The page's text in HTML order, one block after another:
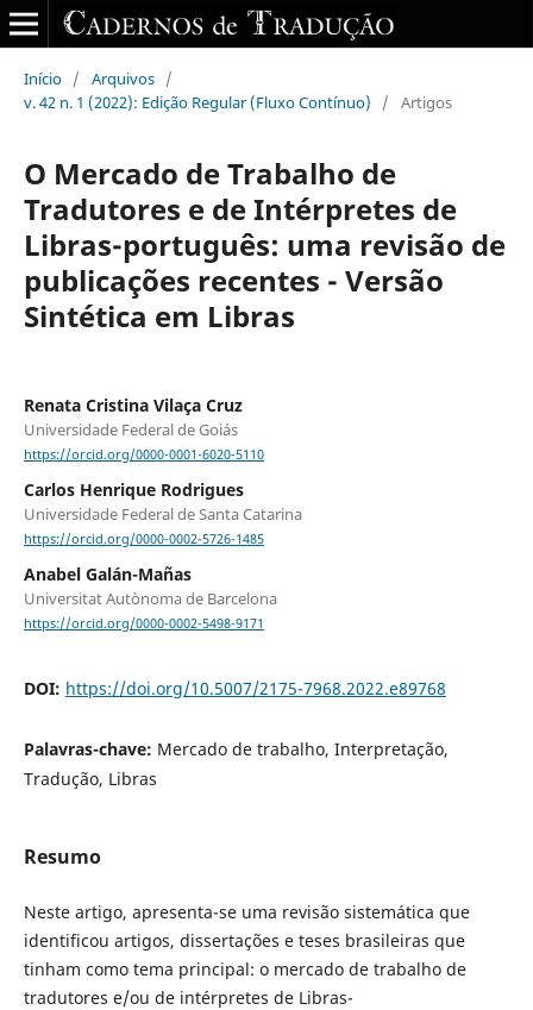
Início / Arquivos /
v. 42 n. 1 (2022): Edição Regular (Fluxo Contínuo)
/ Artigos
O Mercado de Trabalho de
Tradutores e de Intérpretes de
Libras-português: uma revisão de
publicações recentes - Versão
Sintética em Libras
Renata Cristina Vilaça Cruz
Universidade Federal de Goiás
https://orcid.org/0000-0001-6020-5110
Carlos Henrique Rodrigues
Universidade Federal de Santa Catarina
https://orcid.org/0000-0002-5726-1485
Anabel Galán-Mañas
Universitat Autònoma de Barcelona
https://orcid.org/0000-0002-5498-9171
DOI: https://doi.org/10.5007/2175-7968.2022.e89768
Palavras-chave: Mercado de trabalho, Interpretação,
Tradução, Libras
Resumo
Neste artigo, apresenta-se uma revisão sistemática que
identificou artigos, dissertações e teses brasileiras que
tinham como tema principal: o mercado de trabalho de
tradutores e/ou de intérpretes de Libras-